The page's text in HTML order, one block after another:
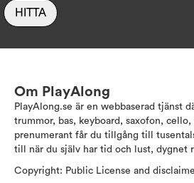
HITTA
Om PlayAlong
PlayAlong.se är en webbaserad tjänst
trummor, bas, keyboard, saxofon, cello,
prenumerant får du tillgång till
till när du själv har tid och lust, dygnet
Copyright: Public License and